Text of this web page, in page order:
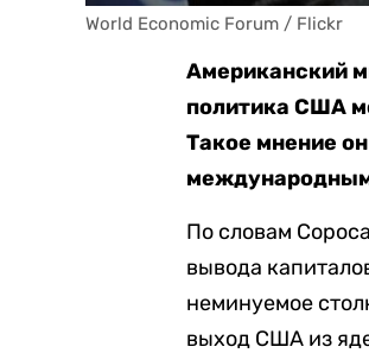
World Economic Forum / Flickr
Американский
политика США
Такое мнение
По словам
вывода
неминуемое
выход США из